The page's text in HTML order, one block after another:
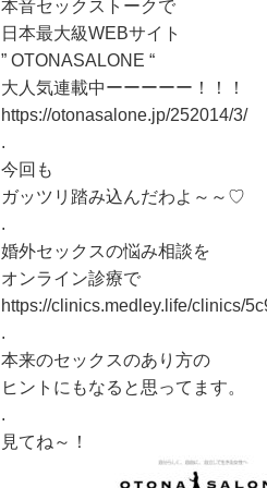
本音セックストークで
日本最大級WEBサイト
” OTONASALONE “
大人気連載中ーーーーー！！！
https://otonasalone.jp/252014/3/
.
今回も
ガッツリ踏み込んだわよ～～♡
.
婚外セックスの悩み相談を
オンライン診療で
https://clinics.medley.life/clinics/
.
本来のセックスのあり方の
ヒントにもなると思ってます。
.
見てね～！